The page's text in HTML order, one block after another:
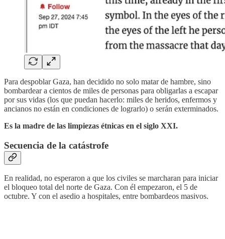
Para despoblar Gaza, han decidido no solo matar de hambre, sino
bombardear a cientos de miles de personas para obligarlas a escapar
por sus vidas (los que puedan hacerlo: miles de heridos, enfermos y
ancianos no están en condiciones de lograrlo) o serán exterminados.
Es la madre de las limpiezas étnicas en el siglo XXI.
Secuencia de la catástrofe
En realidad, no esperaron a que los civiles se marcharan para iniciar
el bloqueo total del norte de Gaza. Con él empezaron, el 5 de
octubre. Y con el asedio a hospitales, entre bombardeos masivos.